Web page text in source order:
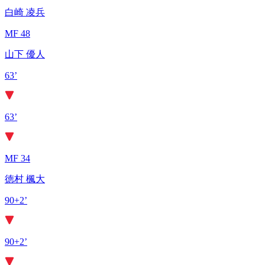
白崎 凌兵
MF 48
山下 優人
63’
63’
MF 34
徳村 楓大
90+2’
90+2’